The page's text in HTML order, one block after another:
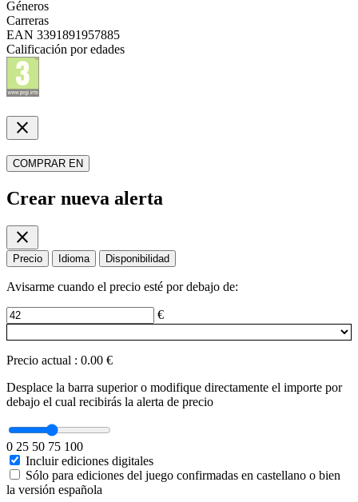
Géneros
Carreras
EAN 3391891957885
Calificación por edades
close
COMPRAR EN
Crear nueva alerta
close
Precio Idioma Disponibilidad
Avisarme cuando el precio esté por debajo de:
€
Precio actual : 0.00 €
Desplace la barra superior o modifique directamente el importe por
debajo el cual recibirás la alerta de precio
0 25 50 75 100
Incluir ediciones digitales
Sólo para ediciones del juego confirmadas en castellano o bien
la versión española